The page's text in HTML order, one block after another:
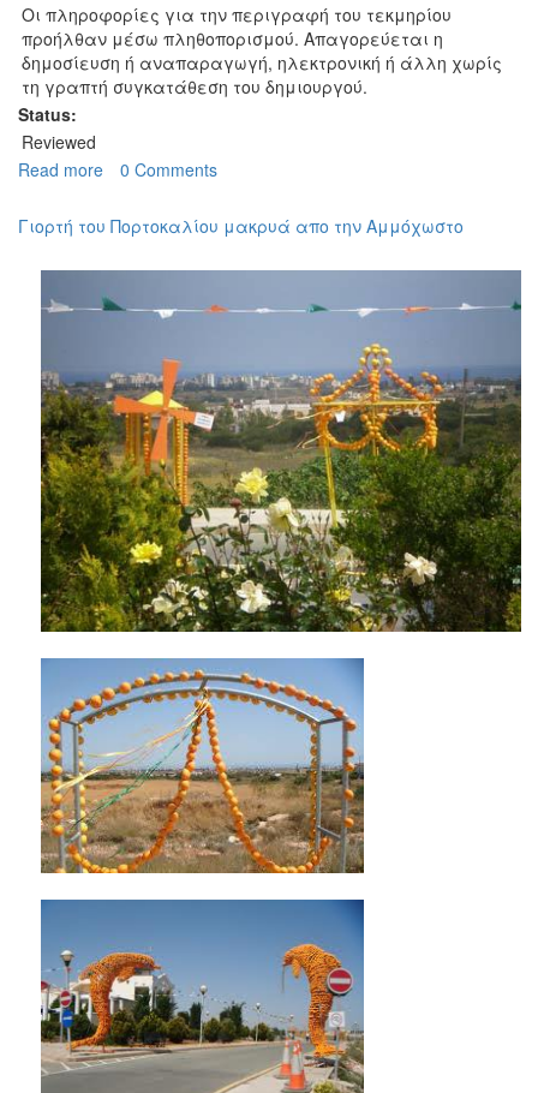
Οι πληροφορίες για την περιγραφή του τεκμηρίου
προήλθαν μέσω πληθοπορισμού. Απαγορεύεται η
δημοσίευση ή αναπαραγωγή, ηλεκτρονική ή άλλη χωρίς
τη γραπτή συγκατάθεση του δημιουργού.
Status:
Reviewed
Read more about
Γιορτής
Πορτοκαλιού
1972
0 Comments
Γιορτή του Πορτοκαλίου μακρυά απο την Αμμόχωστο